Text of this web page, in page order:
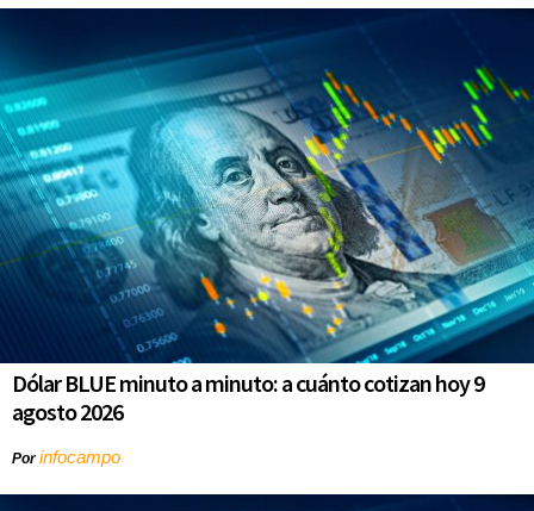
Dólar BLUE minuto a minuto: a cuánto cotizan hoy 9
agosto 2026
Porinfocampo